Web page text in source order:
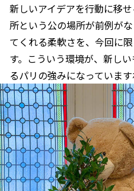
新しいアイデアを行動に移
所という公の場所が前例が
てくれる柔軟さを、今回に
す。こういう環境が、新し
るパリの強みになっています